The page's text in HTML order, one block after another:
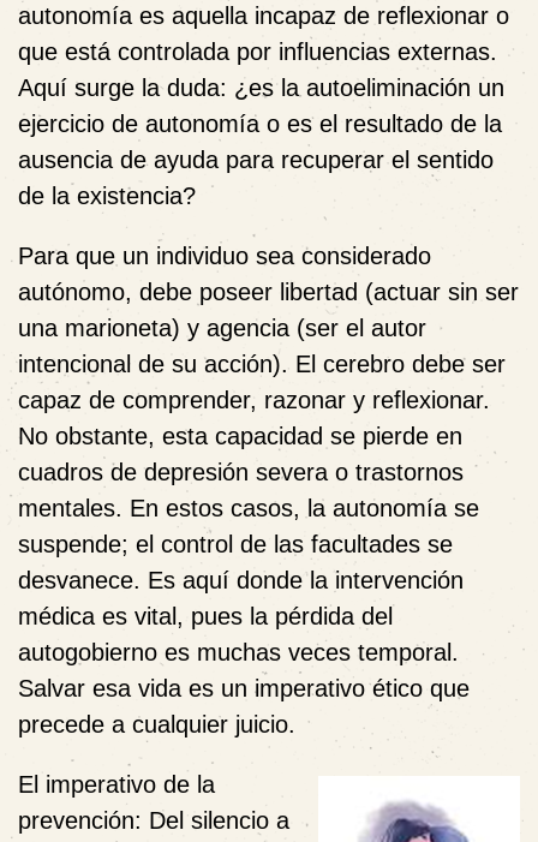
autonomía es aquella incapaz de reflexionar o
que está controlada por influencias externas.
Aquí surge la duda: ¿es la autoeliminación un
ejercicio de autonomía o es el resultado de la
ausencia de ayuda para recuperar el sentido
de la existencia?
Para que un individuo sea considerado
autónomo, debe poseer libertad (actuar sin ser
una marioneta) y agencia (ser el autor
intencional de su acción). El cerebro debe ser
capaz de comprender, razonar y reflexionar.
No obstante, esta capacidad se pierde en
cuadros de depresión severa o trastornos
mentales. En estos casos, la autonomía se
suspende; el control de las facultades se
desvanece. Es aquí donde la intervención
médica es vital, pues la pérdida del
autogobierno es muchas veces temporal .
Salvar esa vida es un imperativo ético que
precede a cualquier juicio.
El imperativo de la
prevención: Del silencio a